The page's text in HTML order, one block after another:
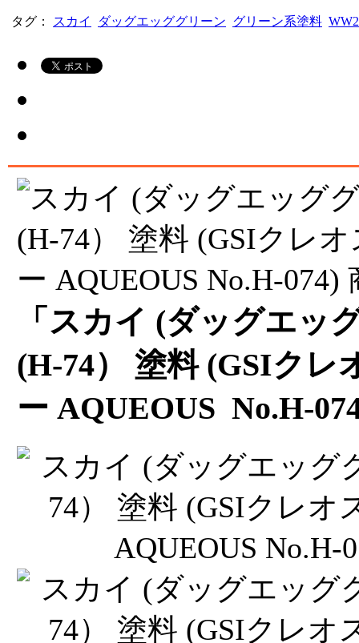
タグ： スカイ ダッグエッググリーン グリーン系塗料
「スカイ (ダッグエッ
(H-74） 塗料 (GSIクレ
ー AQUEOUS No.H-